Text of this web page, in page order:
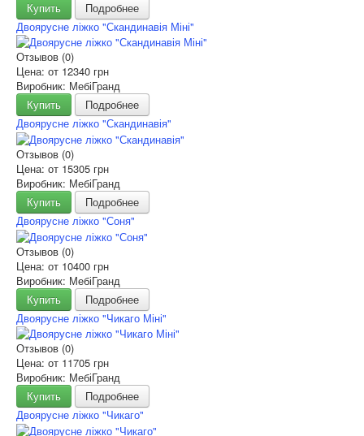
Купить
Подробнее
Двоярусне ліжко "Скандинавія Міні"
Отзывов (0)
Цена: от 12340 грн
Виробник: МебіГранд
Купить
Подробнее
Двоярусне ліжко "Скандинавія"
Отзывов (0)
Цена: от 15305 грн
Виробник: МебіГранд
Купить
Подробнее
Двоярусне ліжко "Соня"
Отзывов (0)
Цена: от 10400 грн
Виробник: МебіГранд
Купить
Подробнее
Двоярусне ліжко "Чикаго Міні"
Отзывов (0)
Цена: от 11705 грн
Виробник: МебіГранд
Купить
Подробнее
Двоярусне ліжко "Чикаго"